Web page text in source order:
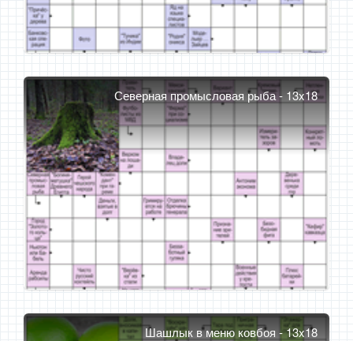
Северная промысловая рыба - 13x18
Шашлык в меню ковбоя - 13x18